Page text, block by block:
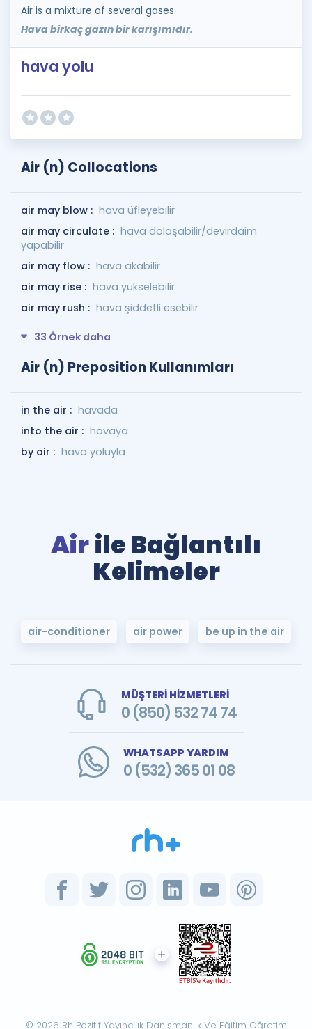
Air is a mixture of several gases.
Hava birkaç gazın bir karışımıdır.
hava yolu
Air (n) Collocations
air may blow : hava üfleyebilir
air may circulate : hava dolaşabilir/devirdaim
yapabilir
air may flow : hava akabilir
air may rise : hava yükselebilir
air may rush : hava şiddetli esebilir
33 Örnek daha
Air (n) Preposition Kullanımları
in the air : havada
into the air : havaya
by air : hava yoluyla
Airile Bağlantılı
Kelimeler
air-conditioner air power be up in the air
MÜŞTERİ HİZMETLERİ
0 (850) 532 74 74
WHATSAPP YARDIM
0 (532) 365 01 08
© 2026 Rh Pozitif Yayıncılık Danışmanlık Ve Eğitim Öğretim